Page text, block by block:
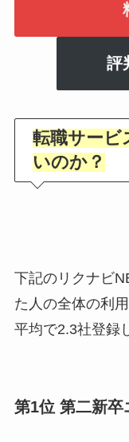
評
転職サービ
いのか？
下記のリクナビ
た人の全体の利
平均で2.3社登録
第1位 第二新